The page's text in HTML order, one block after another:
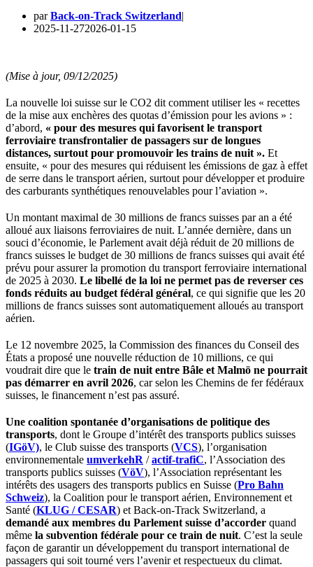
parBack-on-Track Switzerland
2025-11-272026-01-15
(Mise à jour, 09/12/2025)
La nouvelle loi suisse sur le CO2 dit comment utiliser les « recettes
de la mise aux enchères des quotas d’émission pour les avions » :
d’abord, « pour des mesures qui favorisent le transport
ferroviaire transfrontalier de passagers sur de longues
distances, surtout pour promouvoir les trains de nuit ». Et
ensuite, « pour des mesures qui réduisent les émissions de gaz à effet
de serre dans le transport aérien, surtout pour développer et produire
des carburants synthétiques renouvelables pour l’aviation ».
Un montant maximal de 30 millions de francs suisses par an a été
alloué aux liaisons ferroviaires de nuit. L’année dernière, dans un
souci d’économie, le Parlement avait déjà réduit de 20 millions de
francs suisses le budget de 30 millions de francs suisses qui avait été
prévu pour assurer la promotion du transport ferroviaire international
de 2025 à 2030. Le libellé de la loi ne permet pas de reverser ces
fonds réduits au budget fédéral général, ce qui signifie que les 20
millions de francs suisses sont automatiquement alloués au transport
aérien.
Le 12 novembre 2025, la Commission des finances du Conseil des
États a proposé une nouvelle réduction de 10 millions, ce qui
voudrait dire que le train de nuit entre Bâle et Malmö ne pourrait
pas démarrer en avril 2026, car selon les Chemins de fer fédéraux
suisses, le financement n’est pas assuré.
Une coalition spontanée d’organisations de politique des
transports, dont le Groupe d’intérêt des transports publics suisses
(IGöV), le Club suisse des transports (VCS), l’organisation
environnementale umverkehR /actif-trafiC, l’Association des
transports publics suisses (VöV), l’Association représentant les
intérêts des usagers des transports publics en Suisse (Pro Bahn
Schweiz), la Coalition pour le transport aérien, Environnement et
Santé (KLUG / CESAR) et Back-on-Track Switzerland, a
demandé aux membres du Parlement suisse d’accorder quand
même la subvention fédérale pour ce train de nuit. C’est la seule
façon de garantir un développement du transport international de
passagers qui soit tourné vers l’avenir et respectueux du climat.